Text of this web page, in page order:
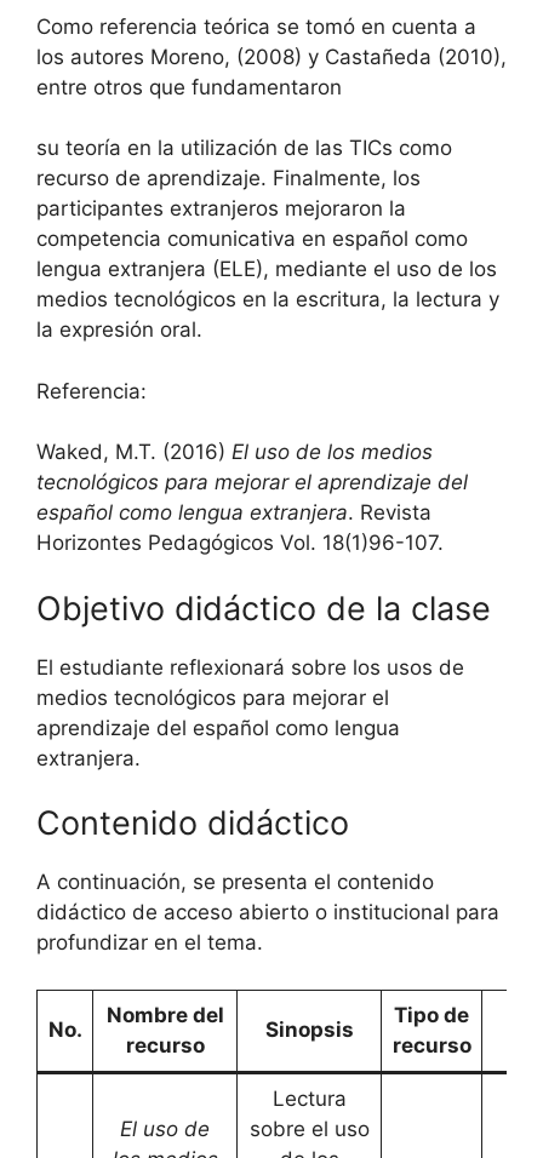
Como referencia teórica se tomó en cuenta a
los autores Moreno, (2008) y Castañeda (2010),
entre otros que fundamentaron
su teoría en la utilización de las TICs como
recurso de aprendizaje. Finalmente, los
participantes extranjeros mejoraron la
competencia comunicativa en español como
lengua extranjera (ELE), mediante el uso de los
medios tecnológicos en la escritura, la lectura y
la expresión oral.
Referencia:
Waked, M.T. (2016) El uso de los medios
tecnológicos para mejorar el aprendizaje del
español como lengua extranjera. Revista
Horizontes Pedagógicos Vol. 18(1)96-107.
Objetivo didáctico de la clase
El estudiante reflexionará sobre los usos de
medios tecnológicos para mejorar el
aprendizaje del español como lengua
extranjera.
Contenido didáctico
A continuación, se presenta el contenido
didáctico de acceso abierto o institucional para
profundizar en el tema.
No.
Nombre del
recurso
Sinopsis
Tipo de
recurso
El uso de
Lectura
sobre el uso